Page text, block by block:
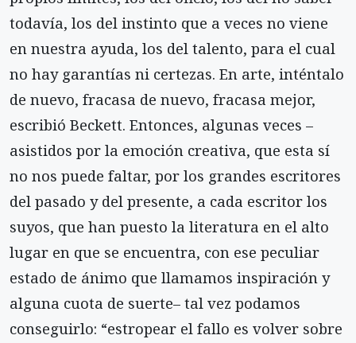
todavía, los del instinto que a veces no viene
en nuestra ayuda, los del talento, para el cual
no hay garantías ni certezas. En arte, inténtalo
de nuevo, fracasa de nuevo, fracasa mejor,
escribió Beckett. Entonces, algunas veces –
asistidos por la emoción creativa, que esta sí
no nos puede faltar, por los grandes escritores
del pasado y del presente, a cada escritor los
suyos, que han puesto la literatura en el alto
lugar en que se encuentra, con ese peculiar
estado de ánimo que llamamos inspiración y
alguna cuota de suerte– tal vez podamos
conseguirlo: “estropear el fallo es volver sobre